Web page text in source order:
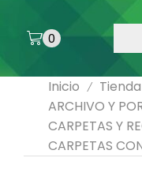
0
Inicio / Tienda
ARCHIVO Y
CARPETAS Y
CARPETAS